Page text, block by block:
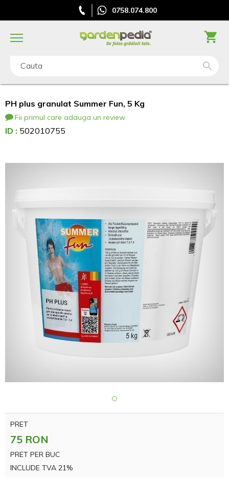
0758.074.800
Cauta
PH plus granulat Summer Fun, 5 Kg
Fii primul care adauga un review
ID : 502010755
PRET
75 RON
PRET PER BUC
INCLUDE TVA 21%